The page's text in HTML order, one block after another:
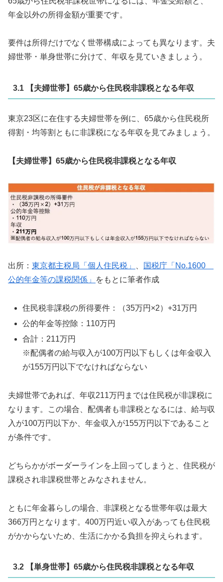
年金以外の所得金額が重要です。
要件は所得だけでなく世帯構成によっても異なります。夫
婦世帯・単身世帯に分けて、年収を見ていきましょう。
3.1 【夫婦世帯】65歳から住民税非課税となる年収
東京23区に在住する夫婦世帯を例に、65歳から住民税所
得割・均等割ともに非課税になる年収を見てみましょう。
【夫婦世帯】65歳から住民税非課税となる年収
出所： 東京都主税局「個人住民税」
国税庁「No.1600
公的年金等の課税関係」
をもとに筆者作成
住民税非課税の所得要件：（35万円×2）+31万円
公的年金等控除：110万円
合計：211万円
※配偶者の給与収入が100万円以下もしくは年金収入
が155万円以下でなければならない
夫婦世帯であれば、年収211万円までは住民税が非課税に
なります。この場合、配偶者も非課税となるには、給与収
入が100万円以下か、年金収入が155万円以下であること
が条件です。
どちらかがボーダーラインを上回ってしまうと、住民税が
課税され非課税世帯とみなされません。
ともに年金暮らしの場合、非課税となる世帯年収は最大
366万円となります。400万円近い収入があっても住民税
がかからないため、生活にかかる負担を抑えられます。
3.2 【単身世帯】65歳から住民税非課税となる年収